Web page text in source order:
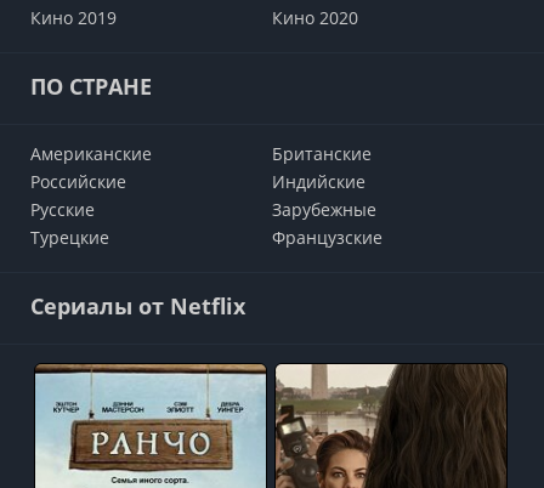
Кино 2019
Кино 2020
ПО СТРАНЕ
Американские
Британские
Российские
Индийские
Русские
Зарубежные
Турецкие
Французские
Сериалы от Netflix